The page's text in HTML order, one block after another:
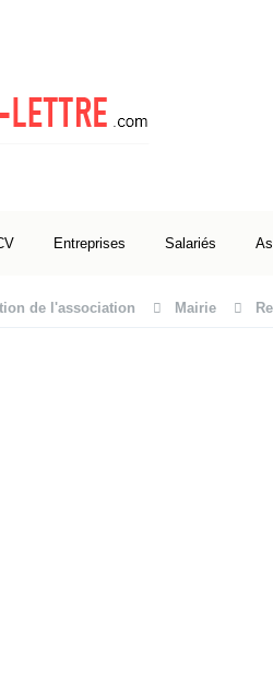
Entreprises Salariés
de l'association Mairie